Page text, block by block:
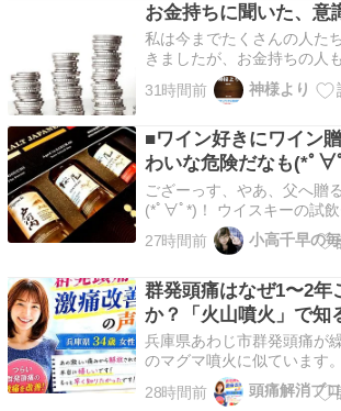
任感が強く、いつも周りを
屋さん」ほど、…
お金持ちに聞いた、意
私は今までたくさんの人た
きましたが、お金持ちの人
にはスーパースーパーお金
ってます。そうした人たち
瞭然なのです。普通の人と
金に苦労してる…
31時間前 神様より
■ワイン好きにワイン
わいな危険だなも(*ﾟ∀
ござーっす、やあ、父へ贈
(*ﾟ∀ﾟ*)！ ウイスキーの試飲
いだろう。私はゆいいつウ
いので(どれだけ頑張っても
いのかもぜんぜんわかって
いうの…
27時間前 小高千早の
群発頭痛はなぜ1〜2年
か？「火山噴火」で知
庫県34歳女性
兵庫県あわじ市群発頭痛が
のマグマ噴火に似ています
律神経が緊張すると、脳内
付けられて血行が悪化。そ
28時間前 頭痛解消ブ